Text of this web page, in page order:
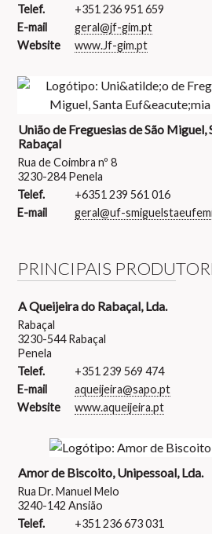
Telef.
+351 236 951 659
E-mail
geral@jf-gim.pt
Website
www.Jf-gim.pt
União de Freguesias de São Miguel,
Rabaçal
Rua de Coimbra nº 8
3230-284 Penela
Telef.
+6351 239 561 016
E-mail
geral@uf-
PRINCIPAIS
A Queijeira do Rabaçal, Lda.
Rabaçal
3230-544 Rabaçal
Penela
Telef.
+351 239 569 474
E-mail
aqueijeira@sapo.pt
Website
www.aqueijeira.pt
Amor de Biscoito, Unipessoal, Lda.
Rua Dr. Manuel Melo
3240-142 Ansião
Telef.
+351 236 673 031